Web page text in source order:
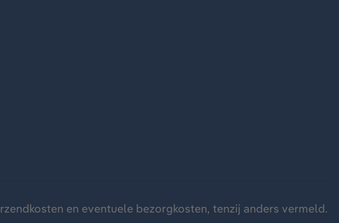
en eventuele bezorgkosten, tenzij anders vermeld.